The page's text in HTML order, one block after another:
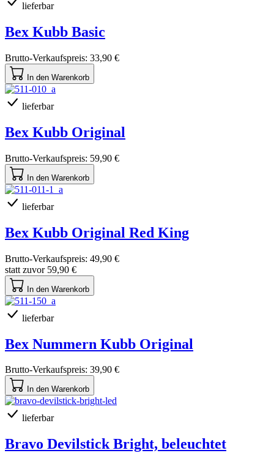
lieferbar
Bex Kubb Basic
Brutto-Verkaufspreis: 33,90 €
In den Warenkorb
lieferbar
Bex Kubb Original
Brutto-Verkaufspreis: 59,90 €
In den Warenkorb
lieferbar
Bex Kubb Original Red King
Brutto-Verkaufspreis: 49,90 €
statt zuvor 59,90 €
In den Warenkorb
lieferbar
Bex Nummern Kubb Original
Brutto-Verkaufspreis: 39,90 €
In den Warenkorb
lieferbar
Bravo Devilstick Bright, beleuchtet